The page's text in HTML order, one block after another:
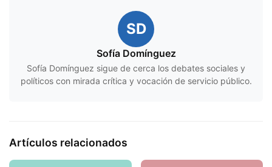
SD
Sofía Domínguez
Sofía Domínguez sigue de cerca los debates sociales y
políticos con mirada crítica y vocación de servicio público.
Artículos relacionados